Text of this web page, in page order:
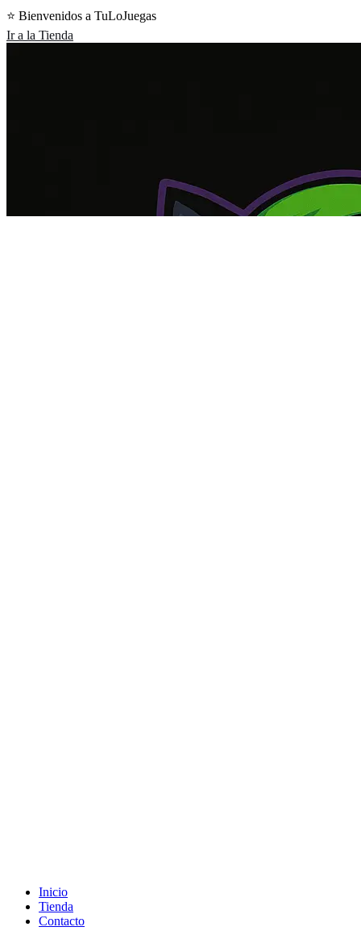
Ir
contenido
⭐️ Bienvenidos a TuLoJuegas
Ir a la Tienda
Inicio
Tienda
Contacto